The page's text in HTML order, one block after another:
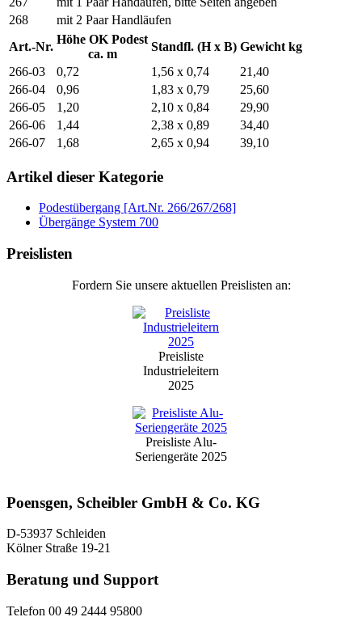
268
mit 2 Paar Handläufen
Art.-Nr.
Höhe OK Podest
ca. m
Standfl. (H x B) Gewicht kg
266-03
0,72 1,56 x 0,74
21,40
266-04
0,96 1,83 x 0,79
25,60
266-05
1,20 2,10 x 0,84
29,90
266-06
1,44 2,38 x 0,89
34,40
266-07
1,68 2,65 x 0,94 39,10
Artikel dieser Kategorie
Podestübergang [Art.Nr. 266/267/268]
Übergänge System 700
Preislisten
Fordern Sie unsere aktuellen Preislisten an:
Preisliste
Industrieleitern
2025
Preisliste Alu-
Seriengeräte 2025
Poensgen, Scheibler GmbH & Co. KG
D-53937 Schleiden
Kölner Straße 19-21
Beratung und Support
Telefon 00 49 2444 95800